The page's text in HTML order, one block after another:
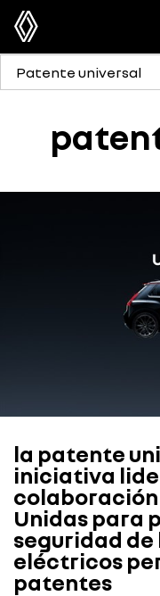
Patente universal
la patente
iniciativa
colaboración
Unidas para
seguridad de
eléctricos
patentes